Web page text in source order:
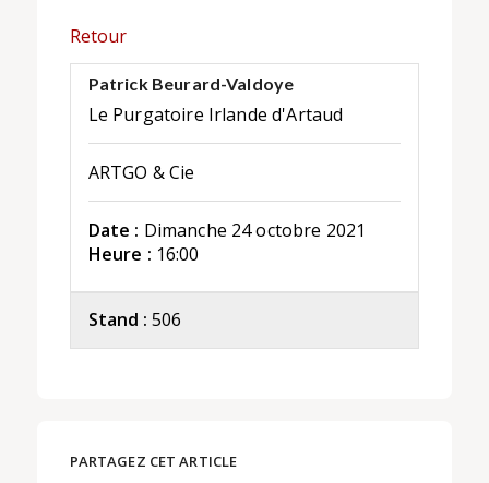
Retour
Patrick Beurard-Valdoye
Le Purgatoire Irlande d'Artaud
ARTGO & Cie
Date : Dimanche 24 octobre 2021
Heure : 16:00
Stand : 506
PARTAGEZ CET ARTICLE